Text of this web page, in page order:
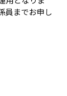
員までお申し